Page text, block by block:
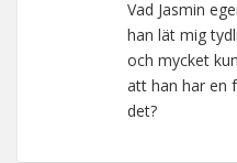
Vad Jasmin
han lät mig
och mycket
att han har en
det?